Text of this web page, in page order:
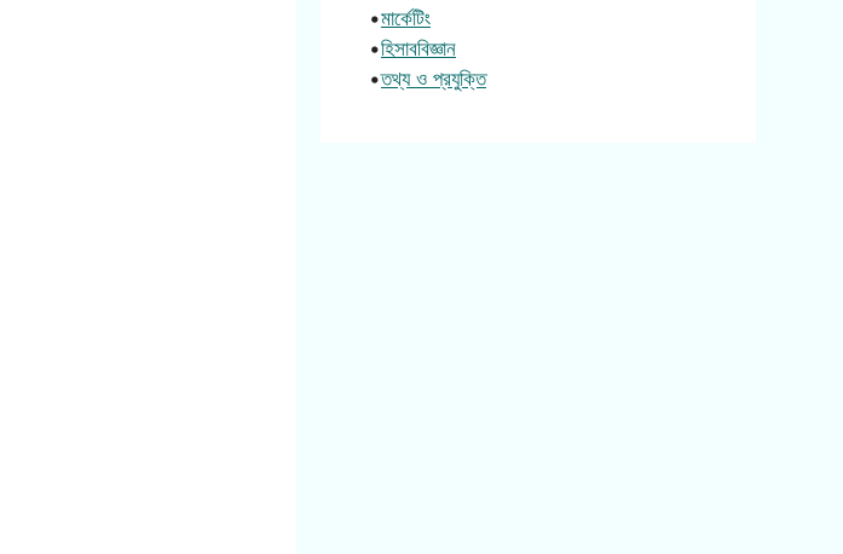
•মার্কেটিং
•হিসাববিজ্ঞান
•তথ্য ও প্রযুক্তি